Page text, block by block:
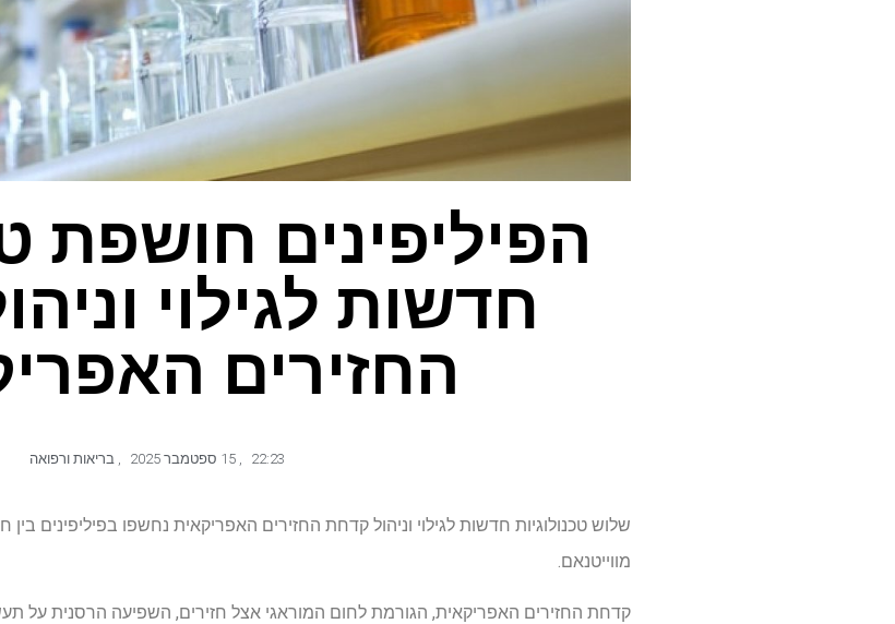
הפיליפינים חושפת
חדשות לגילוי
החזירים
22:23
,
, בריאות ורפואה
שלוש טכנולוגיות חדשות לגילוי וניהול קדחת החזירים האפריקאית נחשפו בפיליפינים
מווייטנאם.
קדחת החזירים האפריקאית, הגורמת לחום המוראגי אצל חזירים, השפיעה הרסנית על